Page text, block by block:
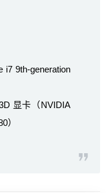
9th-generation
显卡（NVIDIA
）